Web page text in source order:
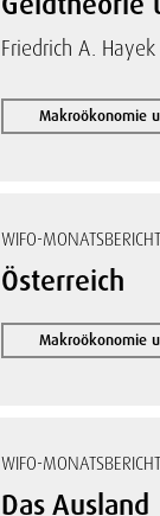
Friedrich A. Hayek
Makroökonomie
WIFO-
Österreich
Makroökonomie
WIFO-
Das Ausland